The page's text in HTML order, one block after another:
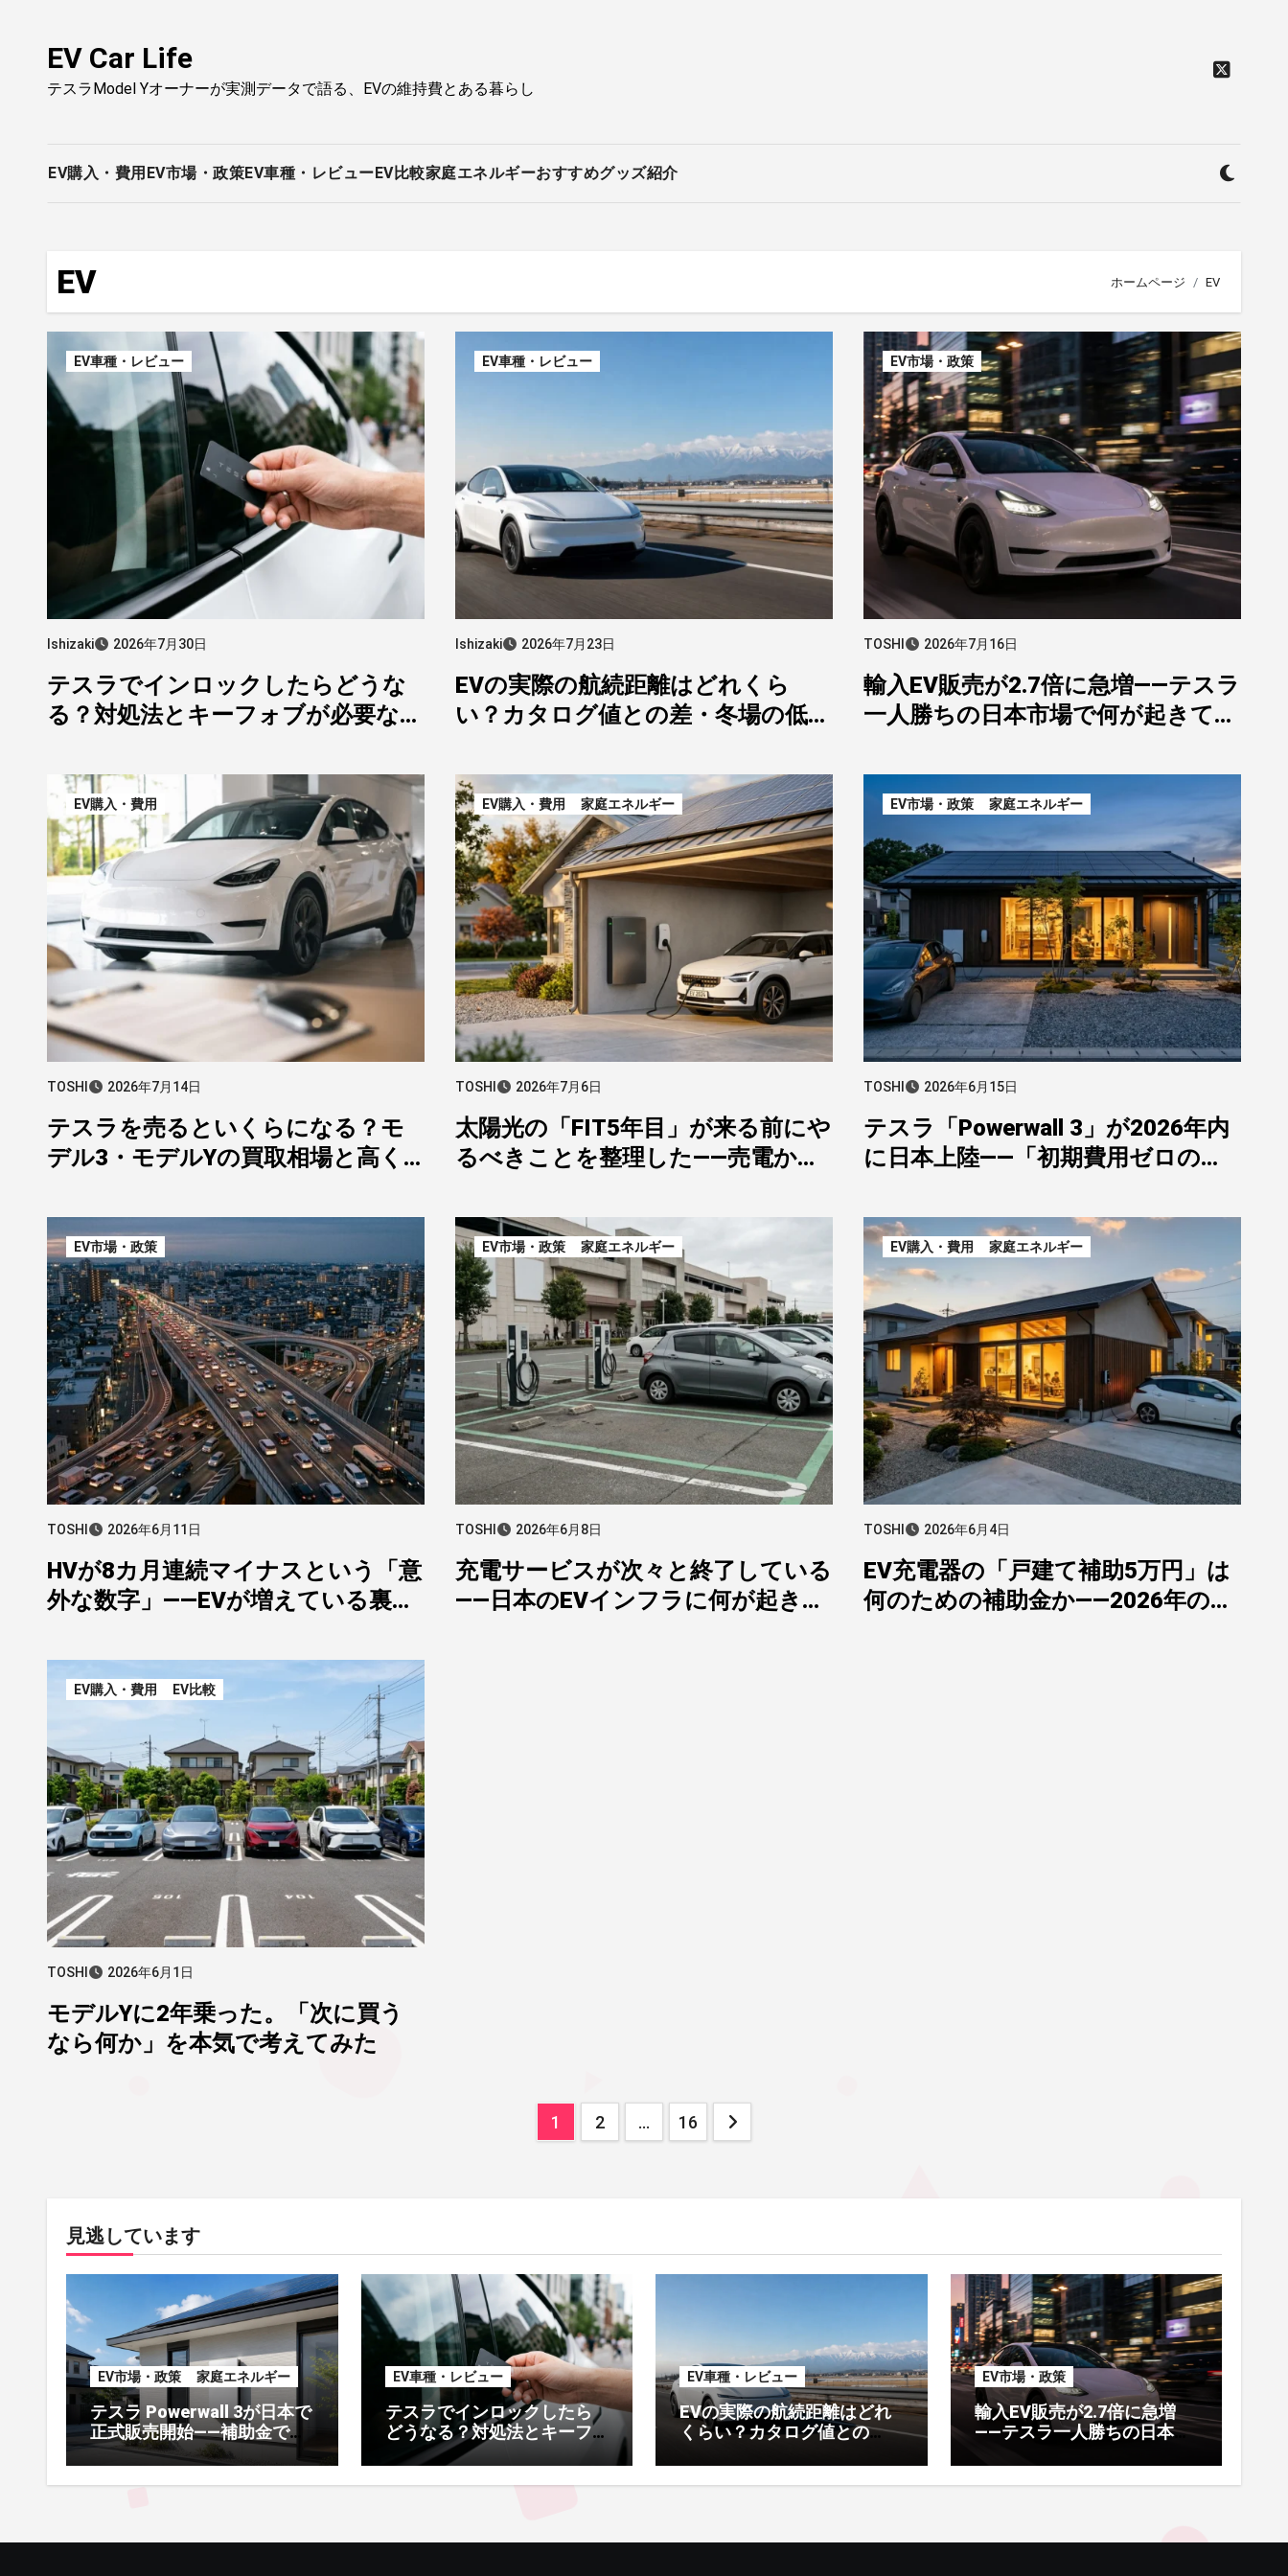
EV Car Life
テスラModel Yオーナーが実測データで語る、EVの維持費とある暮らし
EV購入・費用 EV市場・政策EV車種・レビューEV比較家庭エネルギーおすすめグッズ紹介
EV ホームページ EV
EV車種・レビュー
Ishizaki 2026年7月30日
テスラでインロックしたらどうな
る？対処法とキーフォブが必要な人
EV車種・レビュー
Ishizaki 2026年7月23日
EVの実際の航続距離はどれくら
い？カタログ値との差・冬場の低
ー実測】
EV市場・政策
TOSHI 2026年7月16日
輸入EV販売が2.7倍に急増——テスラ
一人勝ちの日本市場で何が起きてい
EV購入・費用
TOSHI 2026年7月14日
テスラを売るといくらになる？モ
デル3・モデルYの買取相場と高く
EV購入・費用 家庭エネルギー
TOSHI 2026年7月6日
太陽光の「FIT5年目」が来る前にや
るべきことを整理した——売電から
EV市場・政策 家庭エネルギー
TOSHI 2026年6月15日
テスラ「Powerwall 3」が2026年内
に日本上陸——「初期費用ゼロの
い方
EV市場・政策
TOSHI 2026年6月11日
HVが8カ月連続マイナスという「意
外な数字」——EVが増えている裏で
か
EV市場・政策 家庭エネルギー
TOSHI 2026年6月8日
充電サービスが次々と終了している
——日本のEVインフラに何が起きて
EV購入・費用 家庭エネルギー
TOSHI 2026年6月4日
EV充電器の「戸建て補助5万円」は
何のための補助金か——2026年の補
EV購入・費用 EV比較
TOSHI 2026年6月1日
モデルYに2年乗った。「次に買う
なら何か」を本気で考えてみた
投
ー
ジ
送
り
1 2 … 16
見逃しています
EV市場・政策 家庭エネルギー
テスラ Powerwall 3が日本で
正式販売開始——補助金で東
京はここまでお得になる
【2026年8月最新】
EV車種・レビュー
テスラでインロックしたら
どうなる？対処法とキーフ
ォブが必要な人【オーナー
解説】
EV車種・レビュー
EVの実際の航続距離はどれ
くらい？カタログ値との
目安【2026年オーナー実
EV市場・政策
輸入EV販売が2.7倍に急増
——テスラ一人勝ちの日本市